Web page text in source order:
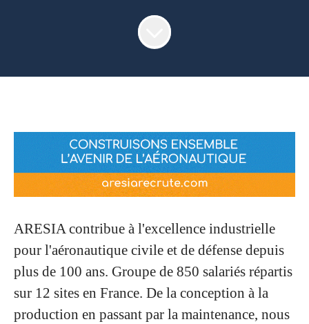
ARESIA contribue à l'excellence industrielle
pour l'aéronautique civile et de défense depuis
plus de 100 ans. Groupe de 850 salariés répartis
sur 12 sites en France. De la conception à la
production en passant par la maintenance, nous